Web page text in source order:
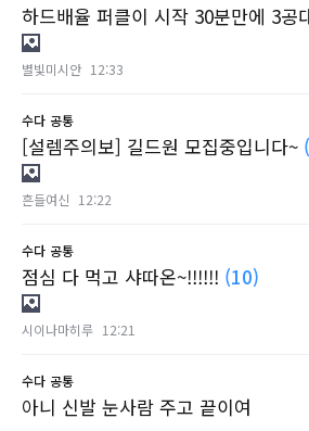
하드배율 퍼클이 시작 30분만에 3공
별빛미시안 12:33
수다 공통
[설렘주의보] 길드원 모집중입니다~
흔들여신 12:22
수다 공통
점심 다 먹고 샤따온~!!!!!! (10)
시이나마히루 12:21
수다 공통
아니 신발 눈사람 주고 끝이여